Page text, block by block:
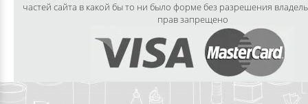
частей сайта в какой бы то ни было форме без разрешения
прав запрещено